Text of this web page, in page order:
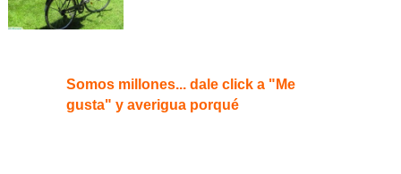
Somos millones... dale click a "Me
gusta" y averigua porqué